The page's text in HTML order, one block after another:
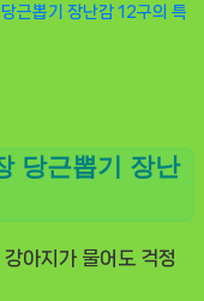
근뽑기 장난감 12구의 특
당근뽑기 장난
아지가 물어도 걱정